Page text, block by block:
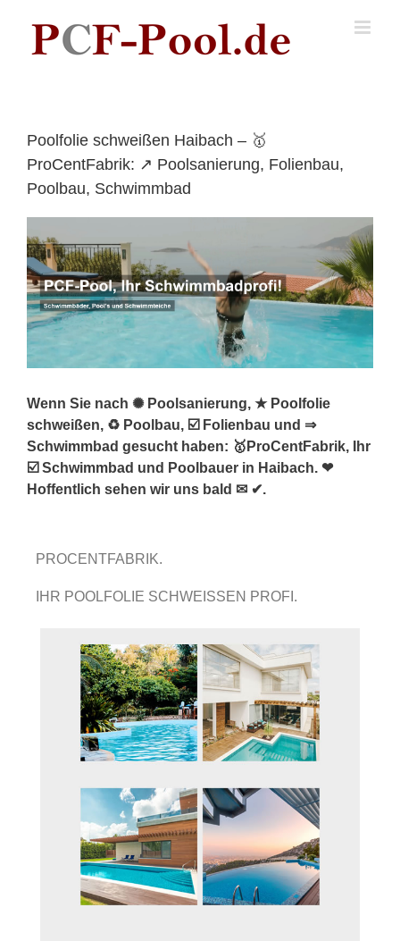
content
Poolfolie schweißen Haibach – 🥇
ProCentFabrik: ↗️ Poolsanierung, Folienbau,
Poolbau, Schwimmbad
Wenn Sie nach ✺ Poolsanierung, ★ Poolfolie
schweißen, ♻ Poolbau, ☑️ Folienbau und ⇒
Schwimmbad gesucht haben: 🥇ProCentFabrik, Ihr
☑️ Schwimmbad und Poolbauer in Haibach. ❤
Hoffentlich sehen wir uns bald ✉ ✔.
PROCENTFABRIK.
IHR POOLFOLIE SCHWEISSEN PROFI.